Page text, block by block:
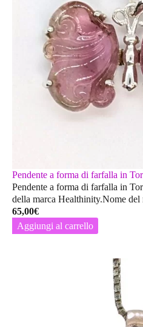
Pendente a forma di farfalla in
Pendente a forma di farfalla in
della marca Healthinity.Nome
65,00€
Aggiungi al carrello